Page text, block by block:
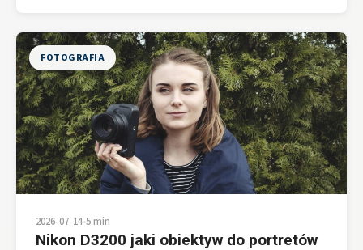
FOTOGRAFIA
2026-07-14•5 min
Nikon D3200 jaki obiektyw do portretów